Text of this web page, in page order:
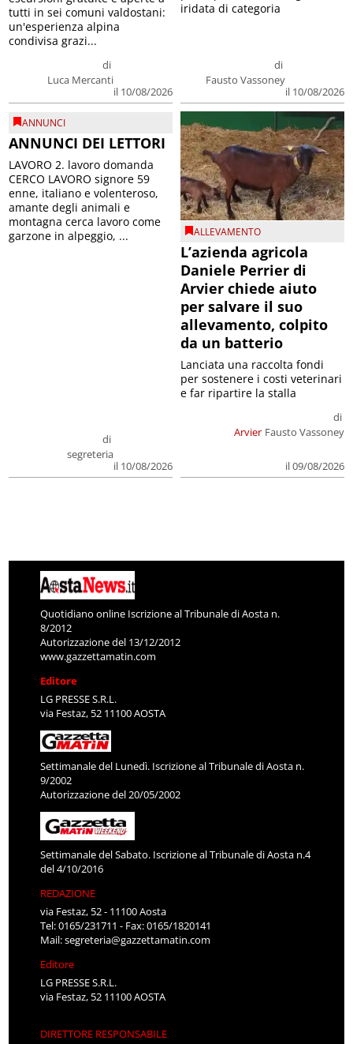
di
Luca Mercanti
il 10/08/2026
tutti in sei comuni valdostani:
un'esperienza alpina
condivisa grazi...
di
Fausto Vassoney
il 10/08/2026
iridata di categoria
ANNUNCI
ANNUNCI DEI LETTORI
di
segreteria
il 10/08/2026
LAVORO 2. lavoro domanda
CERCO LAVORO signore 59
enne, italiano e volenteroso,
amante degli animali e
montagna cerca lavoro come
garzone in alpeggio, ...
ALLEVAMENTO
L’azienda agricola
Daniele Perrier di
Arvier chiede aiuto
per salvare il suo
allevamento, colpito
da un batterio
Arvier
di
Fausto Vassoney
il 09/08/2026
Lanciata una raccolta fondi
per sostenere i costi veterinari
e far ripartire la stalla
Quotidiano online Iscrizione al Tribunale di Aosta n.
8/2012
Autorizzazione del 13/12/2012
www.gazzettamatin.com
Editore
LG PRESSE S.R.L.
via Festaz, 52 11100 AOSTA
Settimanale del Lunedì. Iscrizione al Tribunale di Aosta n.
9/2002
Autorizzazione del 20/05/2002
Settimanale del Sabato. Iscrizione al Tribunale di Aosta n.4
del 4/10/2016
REDAZIONE
via Festaz, 52 - 11100 Aosta
Tel: 0165/231711 - Fax: 0165/1820141
Mail:segreteria@gazzettamatin.com
Editore
LG PRESSE S.R.L.
via Festaz, 52 11100 AOSTA
DIRETTORE RESPONSABILE